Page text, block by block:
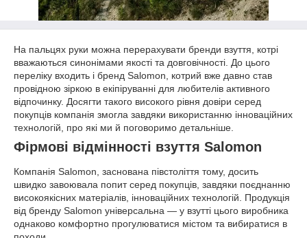
На пальцях руки можна перерахувати бренди взуття, котрі
вважаються синонімами якості та довговічності. До цього
переліку входить і бренд Salomon, котрий вже давно став
провідною зіркою в екіпіруванні для любителів активного
відпочинку. Досягти такого високого рівня довіри серед
покупців компанія змогла завдяки використанню інноваційних
технологій, про які ми й поговоримо детальніше.
Фірмові відмінності взуття Salomon
Компанія Salomon, заснована півстоліття тому, досить
швидко завоювала попит серед покупців, завдяки поєднанню
високоякісних матеріалів, інноваційних технологій. Продукція
від бренду Salomon універсальна — у взутті цього виробника
однаково комфортно прогулюватися містом та вибиратися в